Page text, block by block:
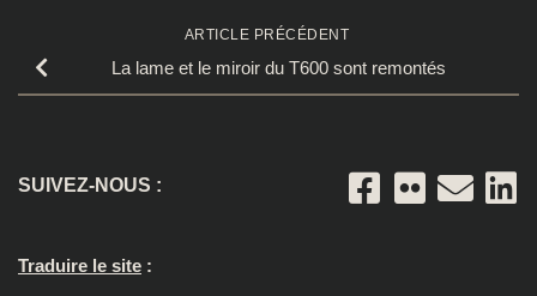
ARTICLE PRÉCÉDENT
La lame et le miroir du T600 sont remontés
SUIVEZ-NOUS :
Traduire le site :